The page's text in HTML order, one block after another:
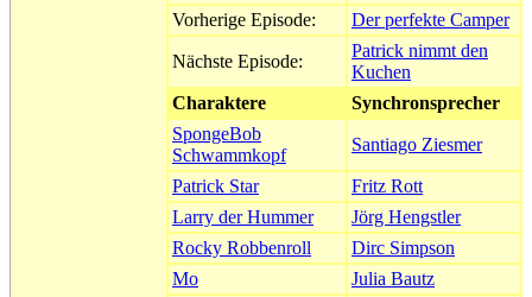
Vorherige Episode:
Der perfekte Camper
Nächste Episode:
Patrick nimmt den
Kuchen
Charaktere
Synchronsprecher
SpongeBob
Schwammkopf
Santiago Ziesmer
Patrick Star
Fritz Rott
Larry der Hummer
Jörg Hengstler
Rocky Robbenroll
Dirc Simpson
Mo
Julia Bautz